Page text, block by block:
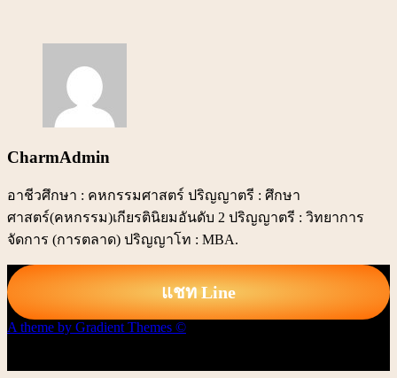
CharmAdmin
อาชีวศึกษา : คหกรรมศาสตร์ ปริญญาตรี : ศึกษา
ศาสตร์(คหกรรม)เกียรตินิยมอันดับ 2 ปริญญาตรี : วิทยาการ
จัดการ (การตลาด) ปริญญาโท : MBA.
แชท Line
A theme by Gradient Themes ©